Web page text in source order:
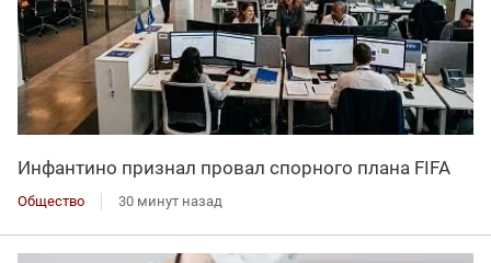
Инфантино признал провал спорного плана FIFA
Общество 30 минут назад